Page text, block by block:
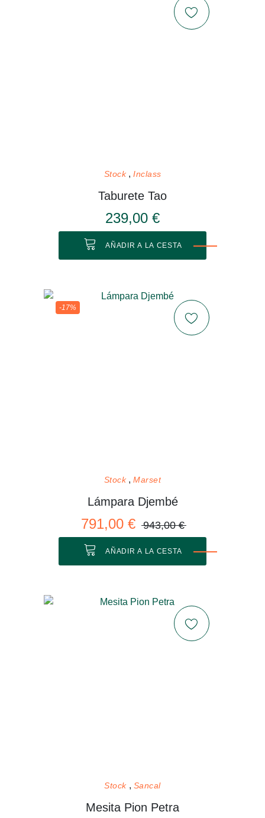
Stock Inclass
Taburete Tao
239,00 €
AÑADIR A LA CESTA
-17%
Stock Marset
Lámpara Djembé
791,00 € 943,00 €
AÑADIR A LA CESTA
Stock Sancal
Mesita Pion Petra